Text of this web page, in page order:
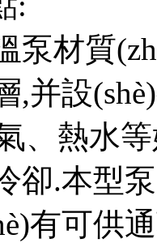
質(zhì)
,并設
蒸氣、熱
卻.本型
有可供